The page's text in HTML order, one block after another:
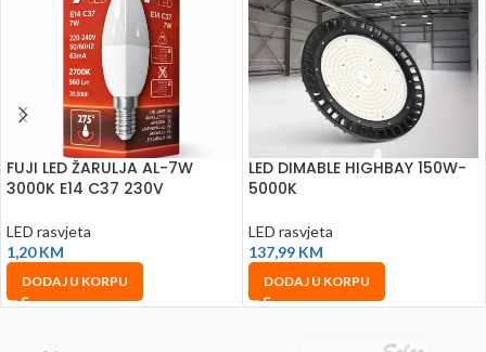
FUJI LED ŽARULJA AL-7W
3000K E14 C37 230V
LED rasvjeta
1,20KM
DODAJ U KORPU
LED DIMABLE HIGHBAY 150W-
5000K
LED rasvjeta
137,99 KM
DODAJ U KORPU